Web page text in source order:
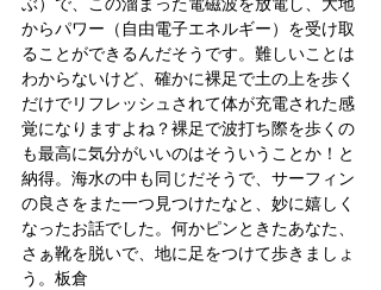
ぶ）で、この溜まった電磁波を放電し、大地
からパワー（自由電子エネルギー）を受け取
ることができるんだそうです。難しいことは
わからないけど、確かに裸足で土の上を歩く
だけでリフレッシュされて体が充電された感
覚になりますよね？裸足で波打ち際を歩くの
も最高に気分がいいのはそういうことか！と
納得。海水の中も同じだそうで、サーフィン
の良さをまた一つ見つけたなと、妙に嬉しく
なったお話でした。何かピンときたあなた、
さぁ靴を脱いで、地に足をつけて歩きましょ
う。板倉